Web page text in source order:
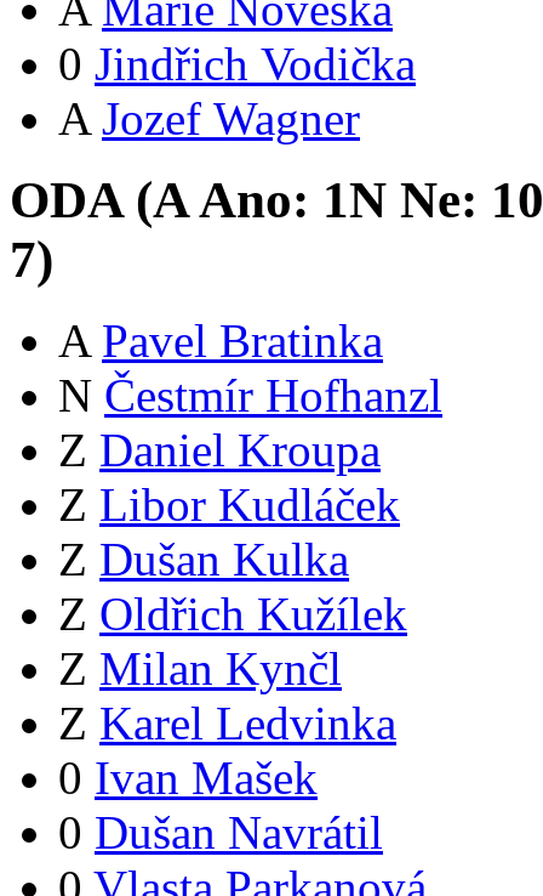
0 Jindřich Vodička
A Jozef Wagner
ODA (AAno: 1N Ne: 10
7)
A Pavel Bratinka
N Čestmír Hofhanzl
Z Daniel Kroupa
Z Libor Kudláček
Z Dušan Kulka
Z Oldřich Kužílek
Z Milan Kynčl
Z Karel Ledvinka
0 Ivan Mašek
0 Dušan Navrátil